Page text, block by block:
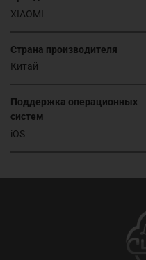
XIAOMI
Страна производителя
Китай
Поддержка операционных
систем
iOS